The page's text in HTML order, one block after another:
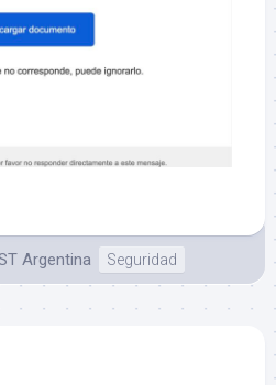
Argentina Seguridad